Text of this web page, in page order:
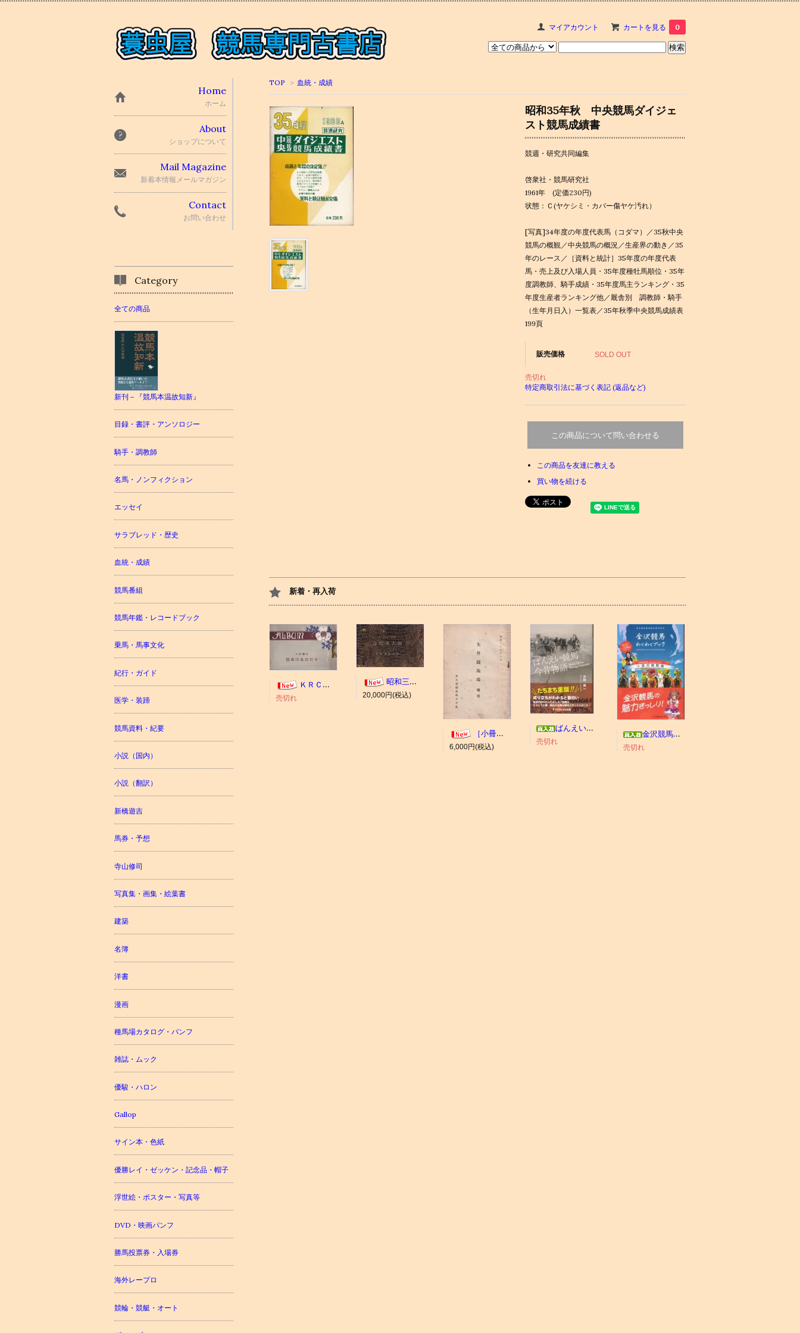
マイアカウント カートを見る 0
TOP > 血統・成績
昭和35年秋 中央競馬ダイジェ
スト競馬成績書
競週・研究共同編集
啓衆社・競馬研究社
1961年 (定価230円)
状態：Ｃ(ヤケシミ・カバー傷ヤケ汚れ）
[写真]34年度の年度代表馬（コダマ）／35秋中央
競馬の概観／中央競馬の概況／生産界の動き／35
年のレース／［資料と統計］35年度の年度代表
馬・売上及び入場人員・35年度種牡馬順位・35年
度調教師、騎手成績・35年度馬主ランキング・35
年度生産者ランキング他／厩舎別 調教師・騎手
（生年月日入）一覧表／35年秋季中央競馬成績表
199頁
販売価格 SOLD OUT
売切れ
特定商取引法に基づく表記 (返品など)
この商品について問い合わせる
この商品を友達に教える
買い物を続ける
新着・再入荷
ＫＲＣ ＡＬＢＵＭ（京都競馬場写真帖）
売切れ
昭和三年十一月 御大典記念
20,000円(税込)
［小冊子］大井競馬場 概要
6,000円(税込)
ばんえい競馬今昔物語
売切れ
金沢競馬わくわくブック
売切れ
Home
ホーム
About
ショップについて
Mail Magazine
新着本情報メールマガジン
Contact
お問い合わせ
Category
全ての商品
新刊－『競馬本温故知新』
目録・書評・アンソロジー
騎手・調教師
名馬・ノンフィクション
エッセイ
サラブレッド・歴史
血統・成績
競馬番組
競馬年鑑・レコードブック
乗馬・馬事文化
紀行・ガイド
医学・装蹄
競馬資料・紀要
小説（国内）
小説（翻訳）
新橋遊吉
馬券・予想
寺山修司
写真集・画集・絵葉書
建築
名簿
洋書
漫画
種馬場カタログ・パンフ
雑誌・ムック
優駿・ハロン
Gallop
サイン本・色紙
優勝レイ・ゼッケン・記念品・帽子
浮世絵・ポスター・写真等
DVD・映画パンフ
勝馬投票券・入場券
海外レープロ
競輪・競艇・オート